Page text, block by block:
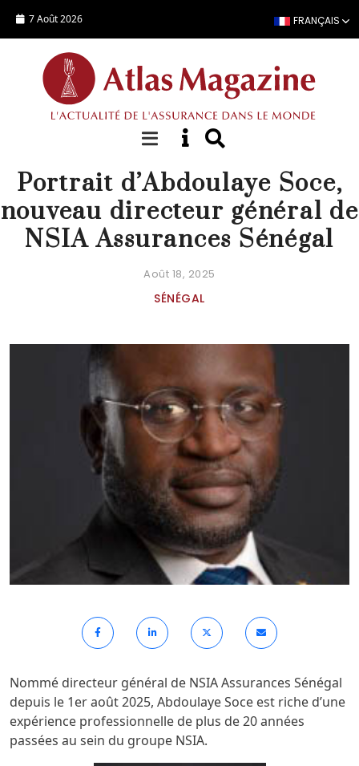
7 Août 2026 FRANÇAIS
PERSONNALITÉ
Portrait d’Abdoulaye Soce,
nouveau directeur général de
NSIA Assurances Sénégal
Août 18, 2025
SÉNÉGAL
Nommé directeur général de NSIA Assurances Sénégal
depuis le 1er août 2025, Abdoulaye Soce est riche d’une
expérience professionnelle de plus de 20 années
passées au sein du groupe NSIA.